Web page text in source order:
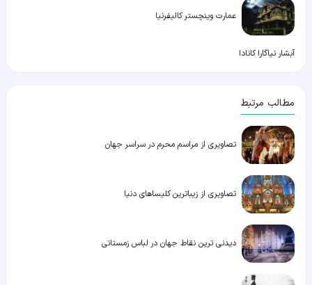
عمارت وینچستر کالیفرنیا
آبشار نیاگارا کانادا
مطالب مرتبط
تصاویری از مراسم محرم در سراسر جهان
تصاویری از زیباترین کلیساهای دنیا
دیدنی ترین نقاط جهان در لباس زمستانی